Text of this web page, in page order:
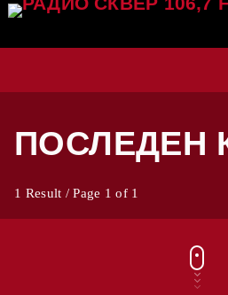
ПОСЛЕДЕН
1 Result / Page 1 of 1